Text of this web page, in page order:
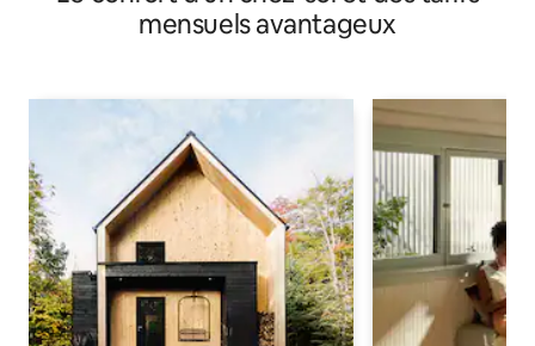
mensuels avantageux